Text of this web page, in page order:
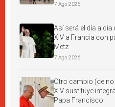
7 Ago 2026
Así será el día a día
XIV a Francia con
Metz
7 Ago 2026
Otro cambio (de
XIV sustituye
Papa Francisco